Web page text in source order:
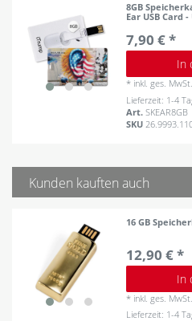
8GB
Ear USB Card
7,90 € *
In
* inkl. ges. MwSt.
Lieferzeit: 1-4
Art.SKEAR8GB
SKU
Kunden kauften auch
16 GB
12,90 € *
In
* inkl. ges. MwSt.
Lieferzeit: 1-4